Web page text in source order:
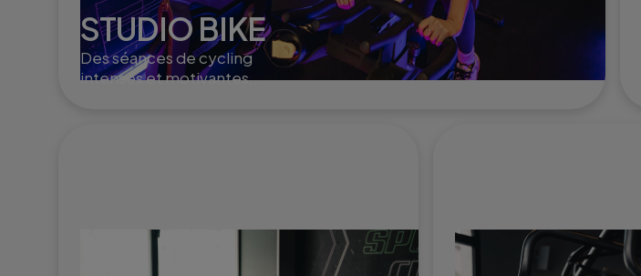
STUDIO BIKE
Des séances de cycling
intenses et motivantes,